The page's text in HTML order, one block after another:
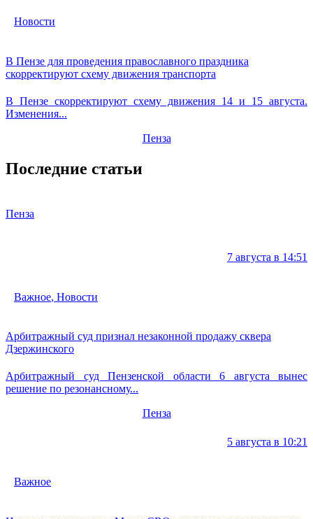
Новости
В Пензе для проведения православного праздника
скорректируют схему движения транспорта
В Пензе скорректируют схему движения 14 и 15 августа.
Изменения...
Пенза
Последние статьи
Пенза
7 августа в 14:51
Важное, Новости
Арбитражный суд признал незаконной продажу сквера
Дзержинского
Арбитражный суд Пензенской области 6 августа вынес
решение по резонансному...
Пенза
5 августа в 10:21
Важное